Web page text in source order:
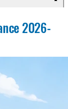
2026-